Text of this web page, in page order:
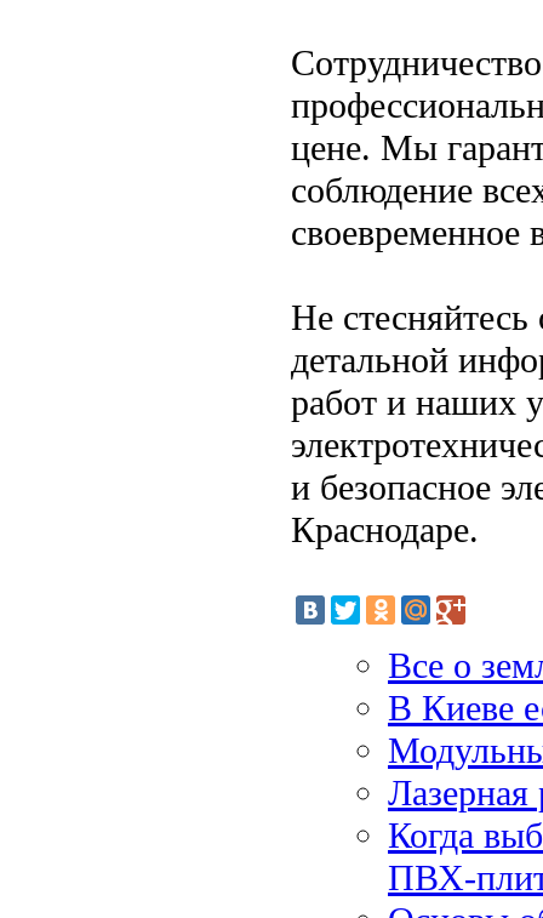
цене. Мы
соблюдение
своевременное
Не
детальной
работ и наших
и безопасное
Краснодаре.
Все о
В Киеве
Лазерная
Когда
ПВХ-